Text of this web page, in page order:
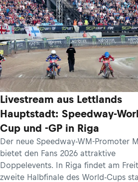
Livestream aus Lettlands
Hauptstadt: Speedway-
Cup und -GP in Riga
Der neue Speedway-WM-Promoter
bietet den Fans 2026 attraktive
Doppelevents. In Riga findet am
zweite Halbfinale des World-Cups